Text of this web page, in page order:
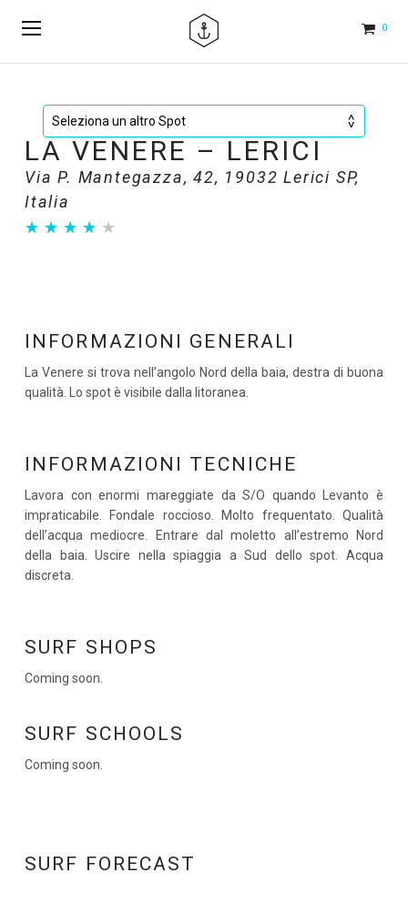
0
LA VENERE – LERICI
Via P. Mantegazza, 42, 19032 Lerici SP,
Italia
★ ★ ★ ★ ★
★ ★ ★ ★ ★
INFORMAZIONI GENERALI
La Venere si trova nell’angolo Nord della baia, destra di buona
qualità. Lo spot è visibile dalla litoranea.
INFORMAZIONI TECNICHE
Lavora con enormi mareggiate da S/O quando Levanto è
impraticabile. Fondale roccioso. Molto frequentato. Qualità
dell’acqua mediocre. Entrare dal moletto all’estremo Nord
della baia. Uscire nella spiaggia a Sud dello spot. Acqua
discreta.
SURF SHOPS
Coming soon.
SURF SCHOOLS
Coming soon.
SURF FORECAST